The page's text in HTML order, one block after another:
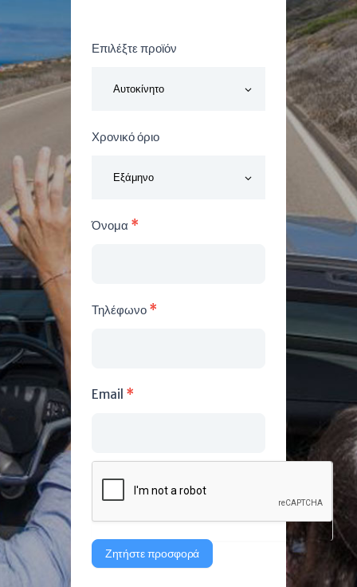
Επιλέξτε προϊόν
Χρονικό όριο
Όνομα *
Τηλέφωνο *
Email *
Ζητήστε προσφορά